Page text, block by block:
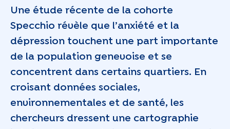
Une étude récente de la cohorte
Specchio révèle que l’anxiété et la
dépression touchent une part importante
de la population genevoise et se
concentrent dans certains quartiers. En
croisant données sociales,
environnementales et de santé, les
chercheurs dressent une cartographie